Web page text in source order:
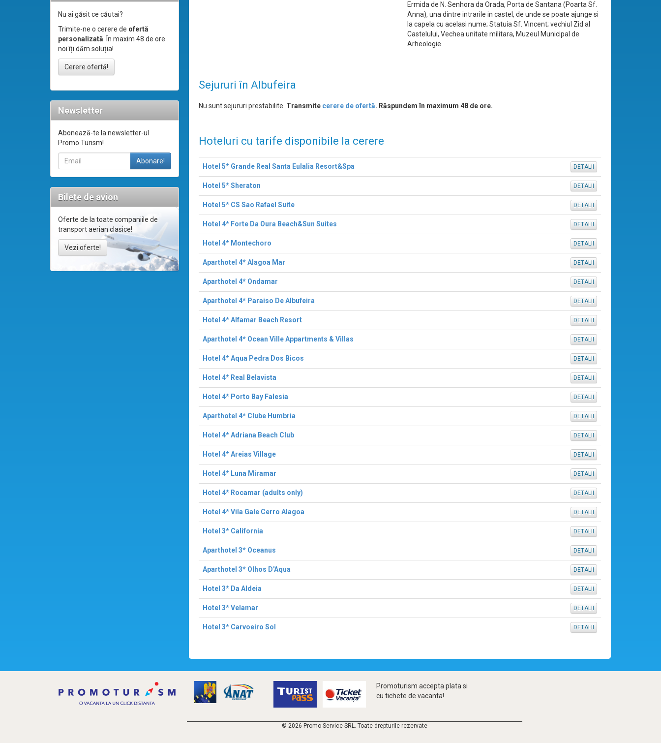
Nu ai găsit ce căutai?
Trimite-ne o cerere de ofertă
personalizată. În maxim 48 de ore
noi îți dăm soluția!
Cerere ofertă!
Newsletter
Abonează-te la newsletter-ul
Promo Turism!
Bilete de avion
Oferte de la toate companiile de
transport aerian clasice!
Vezi oferte!
Ermida de N. Senhora da Orada, Porta de Santana (Poarta Sf.
Anna), una dintre intrarile in castel, de unde se poate ajunge si
la capela cu acelasi nume; Statuia Sf. Vincent; vechiul Zid al
Castelului, Vechea unitate militara, Muzeul Municipal de
Arheologie.
Sejururi în Albufeira
Nu sunt sejururi prestabilite. Transmite cerere de ofertă. Răspundem în maximum 48 de ore.
Hoteluri cu tarife disponibile la cerere
Hotel 5* Grande Real Santa Eulalia Resort&Spa DETALII
Hotel 5* Sheraton DETALII
Hotel 5* CS Sao Rafael Suite DETALII
Hotel 4* Forte Da Oura Beach&Sun Suites DETALII
Hotel 4* Montechoro DETALII
Aparthotel 4* Alagoa Mar DETALII
Aparthotel 4* Ondamar DETALII
Aparthotel 4* Paraiso De Albufeira DETALII
Hotel 4* Alfamar Beach Resort DETALII
Aparthotel 4* Ocean Ville Appartments & Villas DETALII
Hotel 4* Aqua Pedra Dos Bicos DETALII
Hotel 4* Real Belavista DETALII
Hotel 4* Porto Bay Falesia DETALII
Aparthotel 4* Clube Humbria DETALII
Hotel 4* Adriana Beach Club DETALII
Hotel 4* Areias Village DETALII
Hotel 4* Luna Miramar DETALII
Hotel 4* Rocamar (adults only) DETALII
Hotel 4* Vila Gale Cerro Alagoa DETALII
Hotel 3* California DETALII
Aparthotel 3* Oceanus DETALII
Aparthotel 3* Olhos D'Aqua DETALII
Hotel 3* Da Aldeia DETALII
Hotel 3* Velamar DETALII
Hotel 3* Carvoeiro Sol DETALII
Promoturism accepta plata si
cu tichete de vacanta!
© 2026 Promo Service SRL. Toate drepturile rezervate